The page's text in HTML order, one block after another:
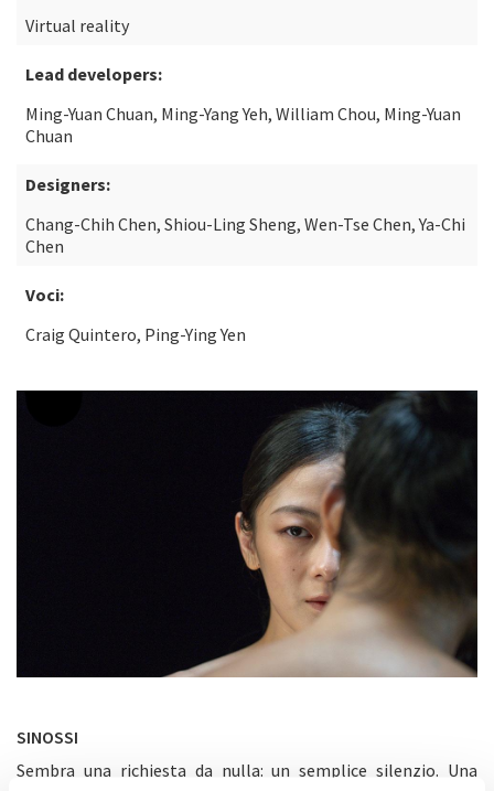
Virtual reality
Lead developers:
Ming-Yuan Chuan, Ming-Yang Yeh, William Chou, Ming-Yuan
Chuan
Designers:
Chang-Chih Chen, Shiou-Ling Sheng, Wen-Tse Chen, Ya-Chi
Chen
Voci:
Craig Quintero, Ping-Ying Yen
SINOSSI
Sembra una richiesta da nulla: un semplice silenzio. Una